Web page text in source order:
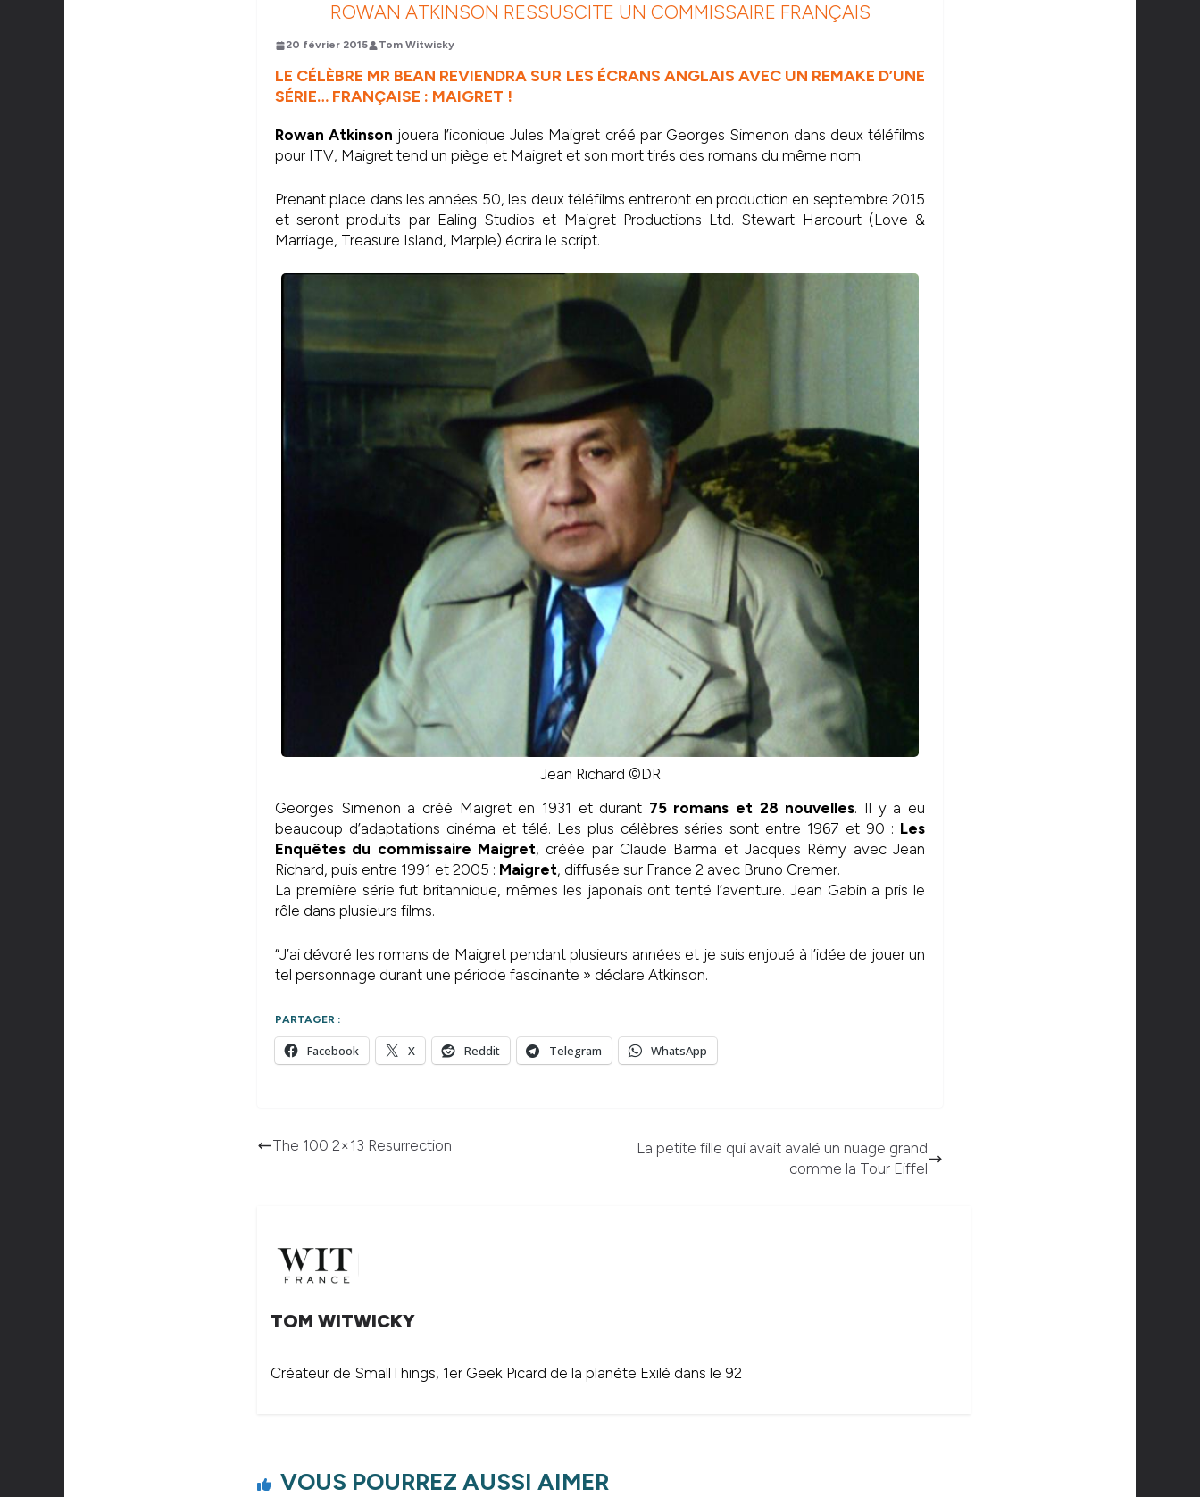
ROWAN ATKINSON RESSUSCITE UN COMMISSAIRE FRANÇAIS
20 février 2015 Tom Witwicky
LE CÉLÈBRE MR BEAN REVIENDRA SUR LES ÉCRANS ANGLAIS AVEC UN REMAKE D’UNE
SÉRIE… FRANÇAISE : MAIGRET !
Rowan Atkinson jouera l’iconique Jules Maigret créé par Georges Simenon dans deux téléfilms
pour ITV, Maigret tend un piège et Maigret et son mort tirés des romans du même nom.
Prenant place dans les années 50, les deux téléfilms entreront en production en septembre 2015
et seront produits par Ealing Studios et Maigret Productions Ltd. Stewart Harcourt (Love &
Marriage, Treasure Island, Marple) écrira le script.
Jean Richard ©DR
Georges Simenon a créé Maigret en 1931 et durant 75 romans et 28 nouvelles. Il y a eu
beaucoup d’adaptations cinéma et télé. Les plus célèbres séries sont entre 1967 et 90 : Les
Enquêtes du commissaire Maigret, créée par Claude Barma et Jacques Rémy avec Jean
Richard, puis entre 1991 et 2005 : Maigret, diffusée sur France 2 avec Bruno Cremer.
La première série fut britannique, mêmes les japonais ont tenté l’aventure. Jean Gabin a pris le
rôle dans plusieurs films.
“J’ai dévoré les romans de Maigret pendant plusieurs années et je suis enjoué à l’idée de jouer un
tel personnage durant une période fascinante » déclare Atkinson.
PARTAGER :
Facebook X Reddit Telegram WhatsApp
The 100 2×13 Resurrection
La petite fille qui avait avalé un nuage grand
comme la Tour Eiffel
TOM WITWICKY
Créateur de SmallThings, 1er Geek Picard de la planète Exilé dans le 92
VOUS POURREZ AUSSI AIMER